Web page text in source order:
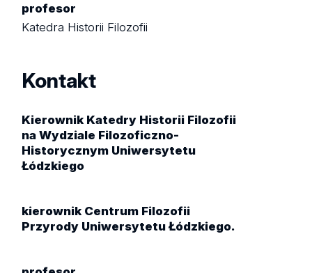
profesor
Katedra Historii Filozofii
Kontakt
Kierownik Katedry Historii Filozofii
na Wydziale Filozoficzno-
Historycznym Uniwersytetu
Łódzkiego
kierownik Centrum Filozofii
Przyrody Uniwersytetu Łódzkiego.